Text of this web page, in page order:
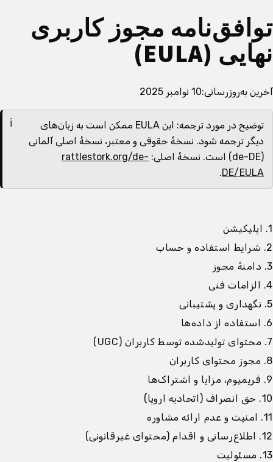
توافق‌نامه مجوز کاربری
نهایی (EULA)
آخرین به‌روزرسانی:10 نوامبر 2025
توضیح در مورد ترجمه: این EULA ممکن است به زبان‌های
دیگر ترجمه شود. نسخهٔ حقوقی و معتبر، نسخهٔ اصلی آلمانی
(de-DE) است. نسخهٔ اصلی:
rattlestork.org/de-
DE/EULA
.
1. اپلیکیشن
2. شرایط استفاده و حساب
3. دامنهٔ مجوز
4. الزامات فنی
5. نگهداری و پشتیبانی
6. استفاده از داده‌ها
7. محتوای تولیدشده توسط کاربران (UGC)
8. مجوز محتوای کاربران
9. فریمیوم، مزایا و اشتراک‌ها
10. حق انصراف (اتحادیه اروپا)
11. امنیت و عدم ارائه مشاوره
12. اطلاع‌رسانی و اقدام (محتوای غیرقانونی)
13. مسئولیت